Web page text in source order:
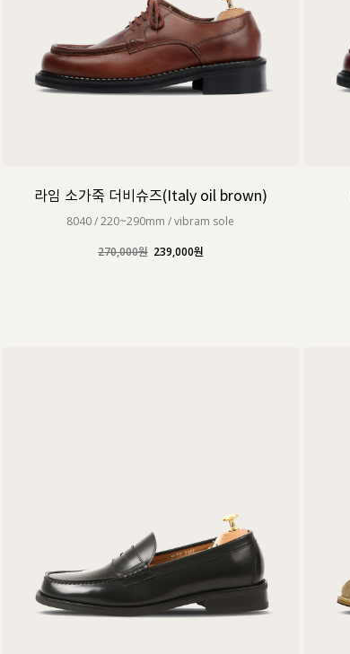
라임 소가죽 더비슈즈(Italy oil brown)
8040 / 220~290mm / vibram sole
270,000원 239,000원